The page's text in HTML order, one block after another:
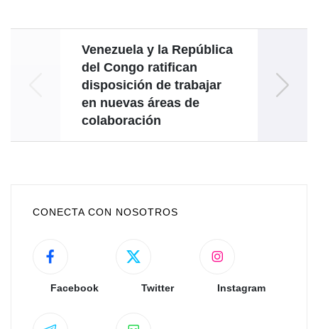
Venezuela y la República
del Congo ratifican
disposición de trabajar
en nuevas áreas de
colaboración
CONECTA CON NOSOTROS
Facebook Twitter Instagram